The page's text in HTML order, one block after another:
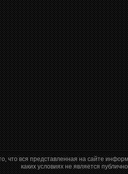
вся представленная на сайте
каких условиях не является